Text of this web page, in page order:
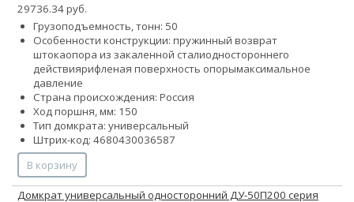
29736.34 руб.
Грузоподъемность, тонн: 50
Особенности конструкции: пружинный возврат
штокаопора из закаленной сталиодностороннего
действиярифленая поверхность опорымаксимальное
давление
Страна происхождения: Россия
Ход поршня, мм: 150
Тип домкрата: универсальный
Штрих-код: 4680430036587
В корзину
Домкрат универсальный односторонний ДУ-50П200 серия